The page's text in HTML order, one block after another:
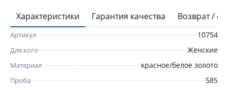
Характеристики Гарантия качества Возврат /
Артикул 10754
Для кого Женские
Материал красное/белое золото
Проба 585